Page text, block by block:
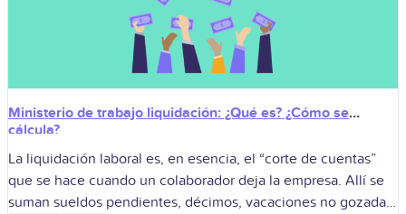
Ministerio de trabajo liquidación: ¿Qué es? ¿Cómo se
cálcula?
La liquidación laboral es, en esencia, el “corte de cuentas”
que se hace cuando un colaborador deja la empresa. Allí se
suman sueldos pendientes, décimos, vacaciones no gozadas